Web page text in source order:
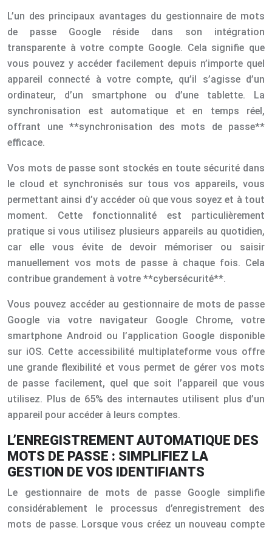
L’un des principaux avantages du gestionnaire de mots
de passe Google réside dans son intégration
transparente à votre compte Google. Cela signifie que
vous pouvez y accéder facilement depuis n’importe quel
appareil connecté à votre compte, qu’il s’agisse d’un
ordinateur, d’un smartphone ou d’une tablette. La
synchronisation est automatique et en temps réel,
offrant une **synchronisation des mots de passe**
efficace.
Vos mots de passe sont stockés en toute sécurité dans
le cloud et synchronisés sur tous vos appareils, vous
permettant ainsi d’y accéder où que vous soyez et à tout
moment. Cette fonctionnalité est particulièrement
pratique si vous utilisez plusieurs appareils au quotidien,
car elle vous évite de devoir mémoriser ou saisir
manuellement vos mots de passe à chaque fois. Cela
contribue grandement à votre **cybersécurité**.
Vous pouvez accéder au gestionnaire de mots de passe
Google via votre navigateur Google Chrome, votre
smartphone Android ou l’application Google disponible
sur iOS. Cette accessibilité multiplateforme vous offre
une grande flexibilité et vous permet de gérer vos mots
de passe facilement, quel que soit l’appareil que vous
utilisez. Plus de 65% des internautes utilisent plus d’un
appareil pour accéder à leurs comptes.
L’ENREGISTREMENT AUTOMATIQUE DES
MOTS DE PASSE : SIMPLIFIEZ LA
GESTION DE VOS IDENTIFIANTS
Le gestionnaire de mots de passe Google simplifie
considérablement le processus d’enregistrement des
mots de passe. Lorsque vous créez un nouveau compte